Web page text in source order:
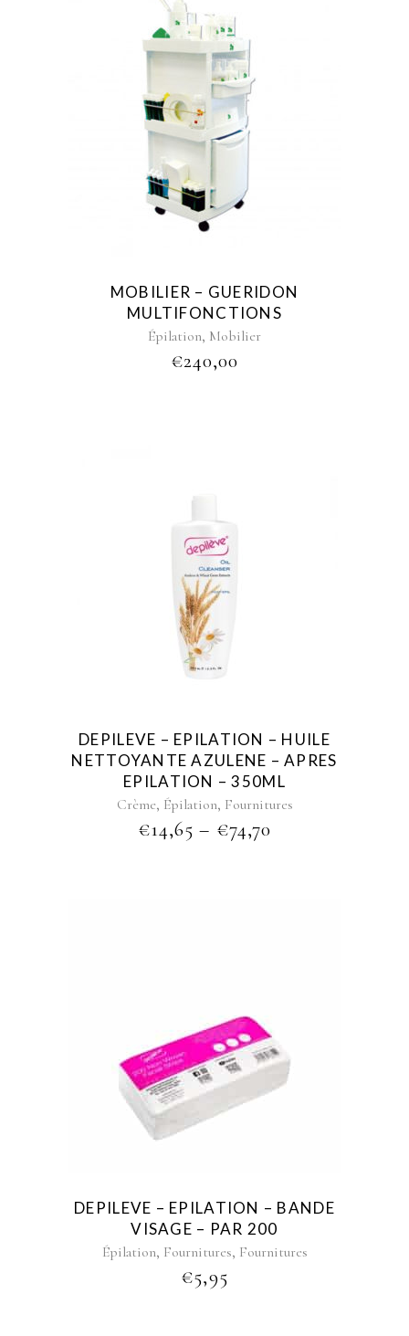
MOBILIER – GUERIDON
MULTIFONCTIONS
Épilation, Mobilier
€240,00
This
product
chosen
on
the
product
page
DEPILEVE – EPILATION – HUILE
NETTOYANTE AZULENE – APRES
EPILATION – 350ML
Crème, Épilation, Fournitures
€14,65 – €74,70
DEPILEVE – EPILATION – BANDE
VISAGE – PAR 200
Épilation, Fournitures, Fournitures
€5,95